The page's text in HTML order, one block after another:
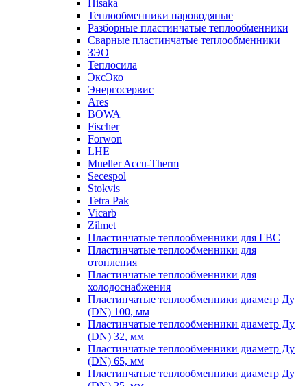
Hisaka
Теплообменники пароводяные
Разборные пластинчатые теплообменники
Сварные пластинчатые теплообменники
ЗЭО
Теплосила
ЭксЭко
Энергосервис
Ares
BOWA
Fischer
Forwon
LHE
Mueller Accu-Therm
Secespol
Stokvis
Tetra Pak
Vicarb
Zilmet
Пластинчатые теплообменники для ГВС
Пластинчатые теплообменники для
отопления
Пластинчатые теплообменники для
холодоснабжения
Пластинчатые теплообменники диаметр Ду
(DN) 100, мм
Пластинчатые теплообменники диаметр Ду
(DN) 32, мм
Пластинчатые теплообменники диаметр Ду
(DN) 65, мм
Пластинчатые теплообменники диаметр Ду